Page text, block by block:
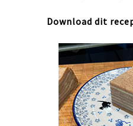
Download dit